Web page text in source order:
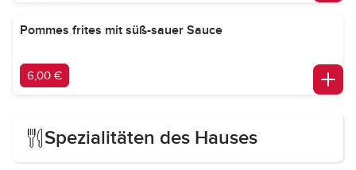
Pommes frites mit süß-sauer Sauce
6,00 €
Spezialitäten des Hauses